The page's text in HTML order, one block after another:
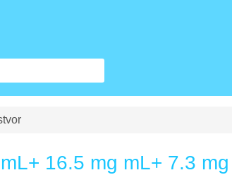
16.5 mg mL+ 7.3 mg